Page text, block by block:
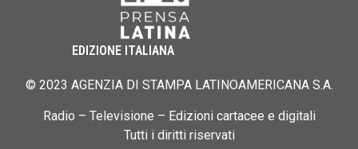
EDIZIONE ITALIANA
© 2023 AGENZIA DI STAMPA LATINOAMERICANA S.A.
Radio – Televisione – Edizioni cartacee e digitali
Tutti i diritti riservati